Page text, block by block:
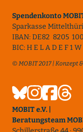
Spendenkonto
Sparkasse
IBAN: DE82 8205
BIC: H E L A D E F 1
© MOBIT 2017 | Konzept
MOBIT e.V. |
Beratungsteam